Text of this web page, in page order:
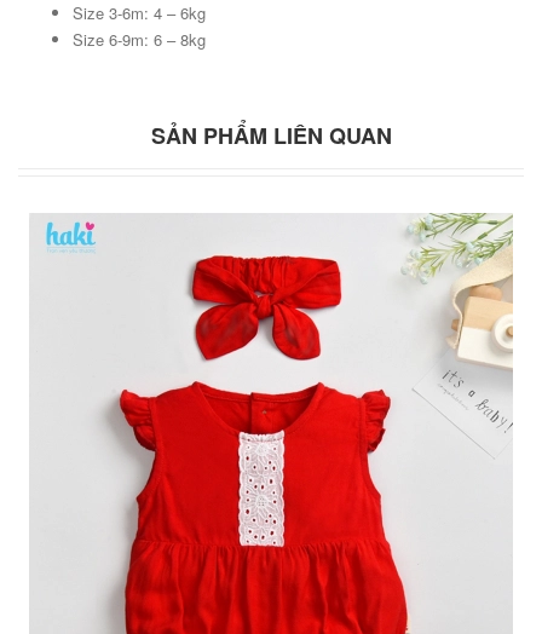
Size 3-6m: 4 – 6kg
Size 6-9m: 6 – 8kg
SẢN PHẨM LIÊN QUAN